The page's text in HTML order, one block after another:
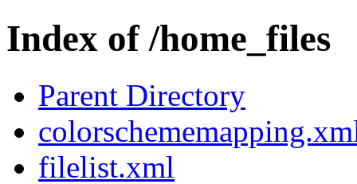
Index of /home_files
Parent Directory
filelist.xml